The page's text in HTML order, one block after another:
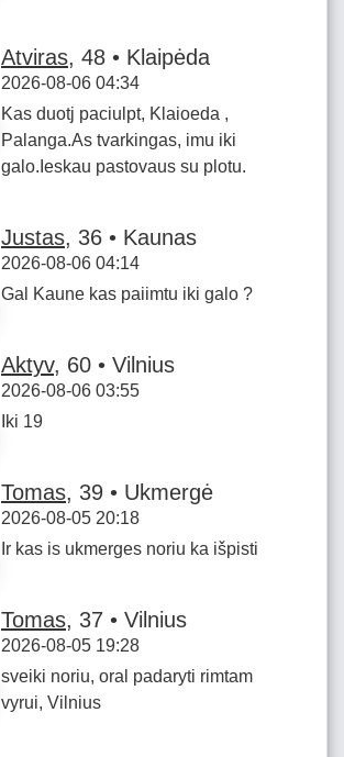
Atviras, 48 • Klaipėda
2026-08-06 04:34
Kas duotj paciulpt, Klaioeda ,
Palanga.As tvarkingas, imu iki
galo.Ieskau pastovaus su plotu.
Justas, 36 • Kaunas
2026-08-06 04:14
Gal Kaune kas paiimtu iki galo ?
Aktyv, 60 • Vilnius
2026-08-06 03:55
Iki 19
Tomas, 39 • Ukmergė
2026-08-05 20:18
Ir kas is ukmerges noriu ka išpisti
Tomas, 37 • Vilnius
2026-08-05 19:28
sveiki noriu, oral padaryti rimtam
vyrui, Vilnius